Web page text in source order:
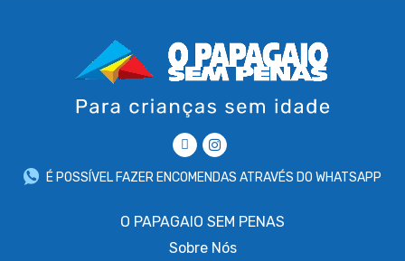
É POSSÍVEL FAZER ENCOMENDAS ATRAVÉS DO WHATSAPP
O PAPAGAIO SEM PENAS
Sobre Nós